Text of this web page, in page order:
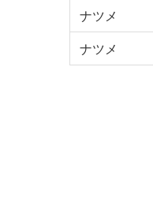
ナツメ
ナツメ